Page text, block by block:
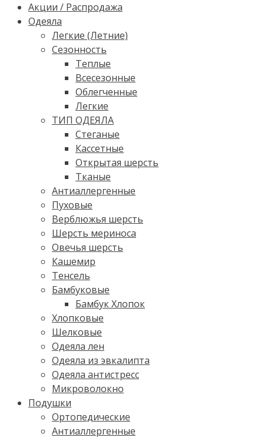
Акции / Распродажа
Одеяла
Легкие (Летние)
Сезонность
Теплые
Всесезонные
Облегченные
Легкие
ТИП ОДЕЯЛА
Стеганые
Кассетные
Открытая шерсть
Тканые
Антиаллергенные
Пуховые
Верблюжья шерсть
Шерсть мериноса
Овечья шерсть
Кашемир
Тенсель
Бамбуковые
Бамбук Хлопок
Хлопковые
Шелковые
Одеяла лен
Одеяла из эвкалипта
Одеяла антистресс
Микроволокно
Подушки
Ортопедические
Антиаллергенные